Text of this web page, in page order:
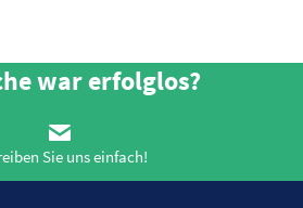
war erfolglos?
Sie uns einfach!